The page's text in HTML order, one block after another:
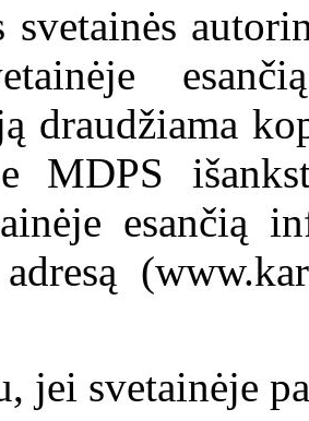
svetainės
draudžiama
MDPS
esančią
adresą
jei svetainėje